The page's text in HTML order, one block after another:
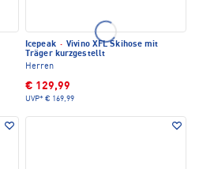
Icepeak · Vivino XFL Skihose mit
Träger kurzgestellt
Herren
€ 129,99
UVP* € 169,99